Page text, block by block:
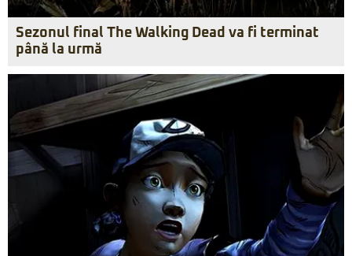
Sezonul final The Walking Dead va fi terminat
până la urmă